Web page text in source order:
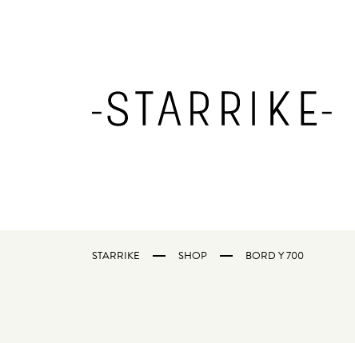
STARRIKE SHOP BORD Y 700